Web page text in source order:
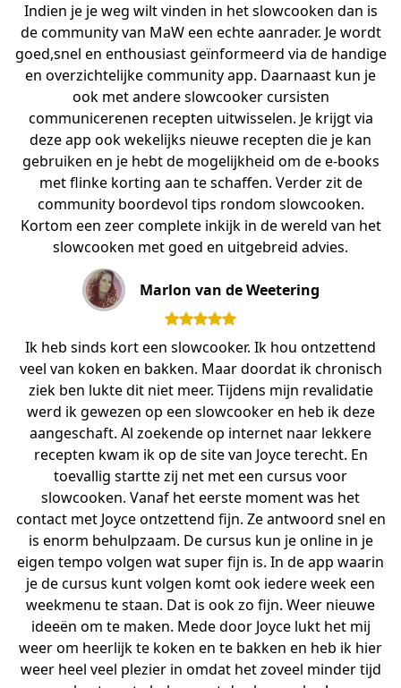
Indien je je weg wilt vinden in het slowcooken dan is
de community van MaW een echte aanrader. Je wordt
goed,snel en enthousiast geïnformeerd via de handige
en overzichtelijke community app. Daarnaast kun je
ook met andere slowcooker cursisten
communicerenen recepten uitwisselen. Je krijgt via
deze app ook wekelijks nieuwe recepten die je kan
gebruiken en je hebt de mogelijkheid om de e-books
met flinke korting aan te schaffen. Verder zit de
community boordevol tips rondom slowcooken.
Kortom een zeer complete inkijk in de wereld van het
slowcooken met goed en uitgebreid advies.
Marlon van de Weetering
Ik heb sinds kort een slowcooker. Ik hou ontzettend
veel van koken en bakken. Maar doordat ik chronisch
ziek ben lukte dit niet meer. Tijdens mijn revalidatie
werd ik gewezen op een slowcooker en heb ik deze
aangeschaft. Al zoekende op internet naar lekkere
recepten kwam ik op de site van Joyce terecht. En
toevallig startte zij net met een cursus voor
slowcooken. Vanaf het eerste moment was het
contact met Joyce ontzettend fijn. Ze antwoord snel en
is enorm behulpzaam. De cursus kun je online in je
eigen tempo volgen wat super fijn is. In de app waarin
je de cursus kunt volgen komt ook iedere week een
weekmenu te staan. Dat is ook zo fijn. Weer nieuwe
ideeën om te maken. Mede door Joyce lukt het mij
weer om heerlijk te koken en te bakken en heb ik hier
weer heel veel plezier in omdat het zoveel minder tijd